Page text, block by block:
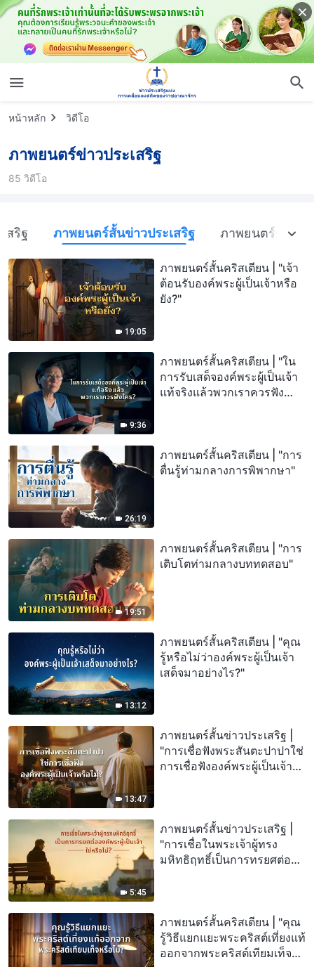
หน้าหลัก วิดีโอ
ภาพยนตร์ข่าวประเสริฐ
85 วิดีโอ
สริฐ ภาพยนตร์สั้นข่าวประเสริฐ ภาพยนตร์ข่าวป
19:05
ภาพยนตร์สั้นคริสเตียน | "เจ้า
ต้อนรับองค์พระผู้เป็นเจ้าหรือ
ยัง?"
9:36
ภาพยนตร์สั้นคริสเตียน | "ใน
การรับเสด็จองค์พระผู้เป็นเจ้า
แท้จริงแล้วพวกเราควรฟัง
26:19
ภาพยนตร์สั้นคริสเตียน | "การ
ตื่นรู้ท่ามกลางการพิพากษา"
19:51
ภาพยนตร์สั้นคริสเตียน | "การ
เติบโตท่ามกลางบททดสอบ"
13:12
ภาพยนตร์สั้นคริสเตียน | "คุณ
รู้หรือไม่ว่าองค์พระผู้เป็นเจ้า
เสด็จมาอย่างไร?"
13:47
ภาพยนตร์สั้นข่าวประเสริฐ |
"การเชื่อฟังพระสันตะปาปาใช่
การเชื่อฟังองค์พระผู้เป็นเจ้า
5:45
ภาพยนตร์สั้นข่าวประเสริฐ |
"การเชื่อในพระเจ้าผู้ทรง
มหิทธิฤทธิ์เป็นการทรยศต่อ
ภาพยนตร์สั้นคริสเตียน | "คุณ
รู้วิธีแยกแยะพระคริสต์เที่ยงแท้
ออกจากพระคริสต์เทียมเท็จ